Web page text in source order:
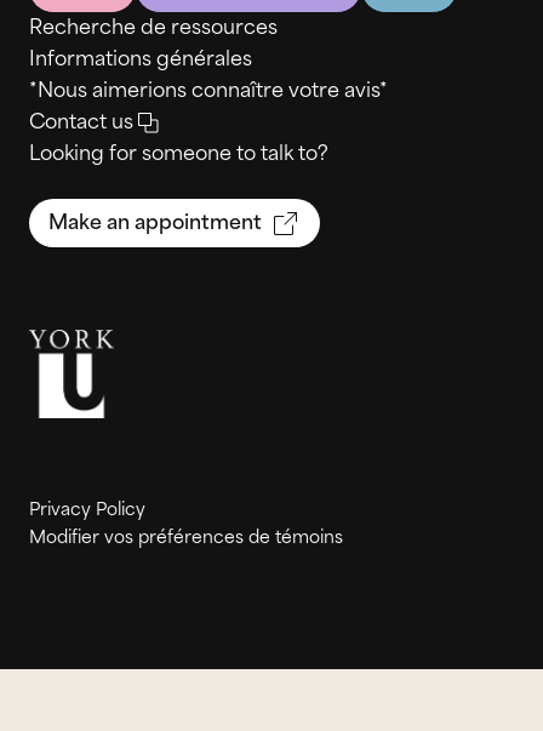
Recherche de ressources
Informations générales
*Nous aimerions connaître votre avis*
Contact us
Looking for someone to talk to?
Make an appointment
Privacy Policy
Modifier vos préférences de témoins